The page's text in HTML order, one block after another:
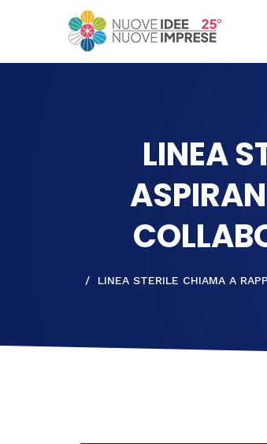
LINEA
LINEA STERILE CHIAMA A